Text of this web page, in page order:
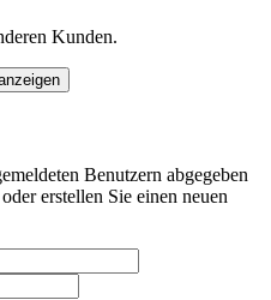
Kunden.
Benutzern abgegeben
erstellen Sie einen neuen